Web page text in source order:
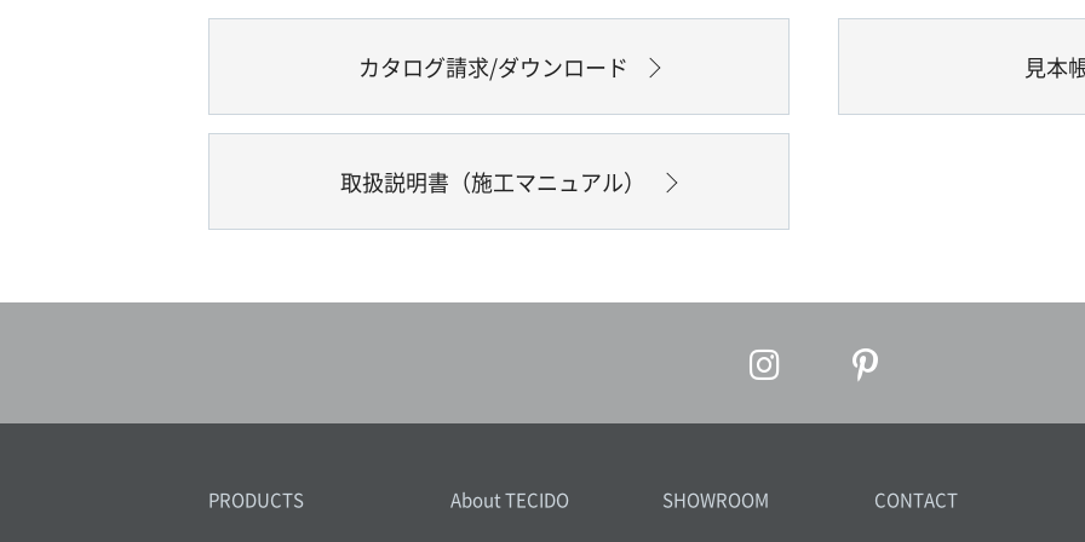
カタログ請求/ダウンロード 見本
取扱説明書（施工マニュアル）
PRODUCTS About TECIDO SHOWROOM CONTACT